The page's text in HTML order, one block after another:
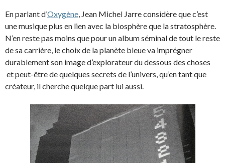
En parlant d’Oxygène, Jean Michel Jarre considère que c’est
une musique plus en lien avec la biosphère que la stratosphère.
N’en reste pas moins que pour un album séminal de tout le reste
de sa carrière, le choix de la planète bleue va imprégner
durablement son image d’explorateur du dessous des choses
et peut-être de quelques secrets de l’univers, qu’en tant que
créateur, il cherche quelque part lui aussi.